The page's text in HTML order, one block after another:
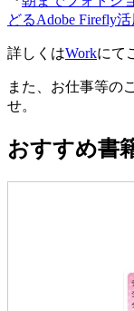
どるAdobe Firefly
詳しくはWorkにて
また、お仕事等の
せ。
おすすめ書